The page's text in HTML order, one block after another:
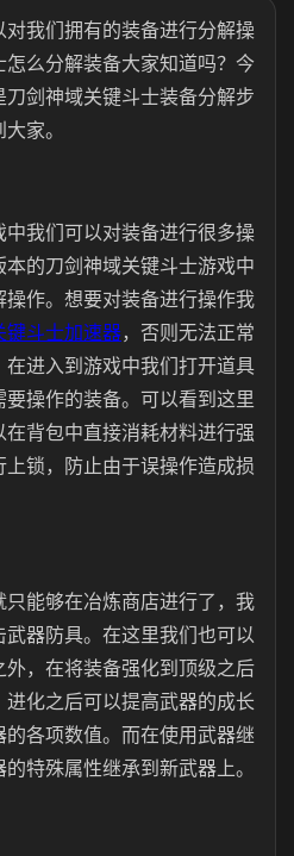
对我们拥有的装备进行分解操
么分解装备大家知道吗？今
剑神域关键斗士装备分解步
家。
我们可以对装备进行很多操
的刀剑神域关键斗士游戏中
作。想要对装备进行操作我
键斗士加速器，否则无法正常
进入到游戏中我们打开道具
操作的装备。可以看到这里
背包中直接消耗材料进行强
锁，防止由于误操作造成损
能够在冶炼商店进行了，我
器防具。在这里我们也可以
，在将装备强化到顶级之后
化之后可以提高武器的成长
各项数值。而在使用武器继
特殊属性继承到新武器上。